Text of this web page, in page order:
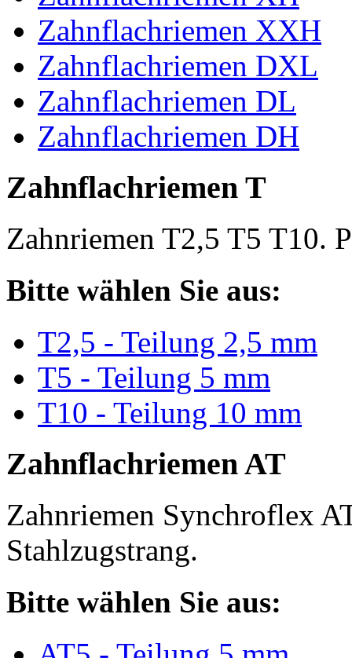
Zahnflachriemen XXH
Zahnflachriemen DXL
Zahnflachriemen DL
Zahnflachriemen DH
Zahnflachriemen T
Zahnriemen T2,5 T5 T10.
Bitte wählen Sie aus:
T2,5 - Teilung 2,5 mm
T5 - Teilung 5 mm
T10 - Teilung 10 mm
Zahnflachriemen AT
Zahnriemen Synchroflex
Stahlzugstrang.
Bitte wählen Sie aus: